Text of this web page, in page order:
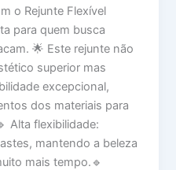
o Rejunte Flexível
para quem busca
🌟 Este rejunte não
superior mas
excepcional,
dos materiais para
Alta flexibilidade:
mantendo a beleza
mais tempo.🔹